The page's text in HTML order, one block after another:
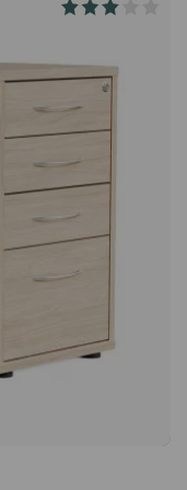
un moment.
hauteur, en largeur
trouver la
à ce que les
plateau de la table
degrés, vous
bras et vos
bascule Assise et
réglable (en
Accoudoirs
en chrome
ergonomique